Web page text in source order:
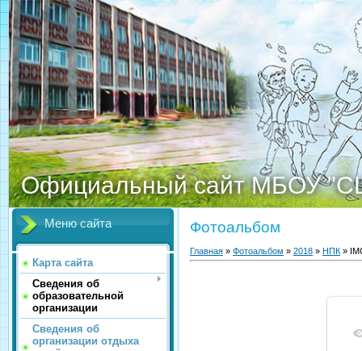
Официальный сайт МБОУ
Меню сайта
Карта сайта
Сведения об
образовательной
организации
Сведения об
организации отдыха
Фотоальбом
Главная » Фотоальбом » 2018 » НПК »